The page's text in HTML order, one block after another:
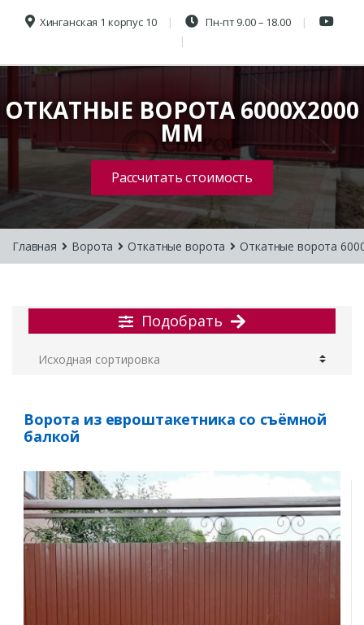
Хинганская 1 корпус 10 Пн-пт 9.00 – 18.00
ОТКАТНЫЕ ВОРОТА 6000X2000
ММ
Рассчитать стоимость
Главная Ворота Откатные ворота Откатные ворота
Подобрать
Ворота из евроштакетника со съёмной
балкой